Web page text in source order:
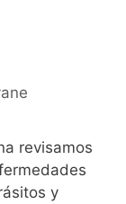
revisamos
y